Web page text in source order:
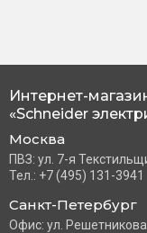
Интернет-
«Schneider
Москва
ПВЗ: ул. 7-я
Тел.: +7 (495) 131-3941
Санкт-Петербург
Офис: ул.